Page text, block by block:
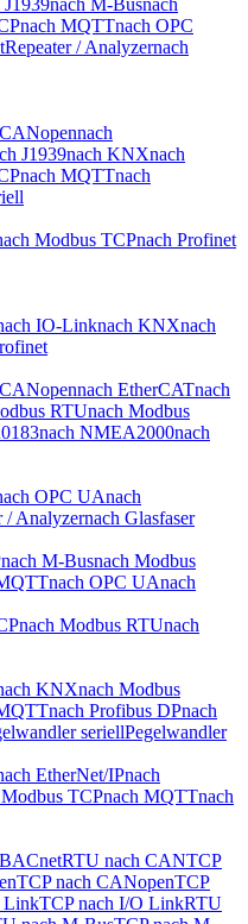
J1939nach M-Busnach
nach MQTTnach OPC
Repeater / Analyzernach
nach
J1939nach KNXnach
nach MQTTnach
Modbus TCPnach Profinet
IO-Linknach KNXnach
nach EtherCATnach
RTUnach Modbus
nach NMEA2000nach
OPC UAnach
/ Analyzernach Glasfaser
nach M-Busnach Modbus
nach OPC UAnach
nach Modbus RTUnach
KNXnach Modbus
nach Profibus DPnach
seriellPegelwandler
EtherNet/IPnach
TCPnach MQTTnach
RTU nach CANTCP
TCP nach CANopenTCP
LinkTCP nach I/O LinkRTU